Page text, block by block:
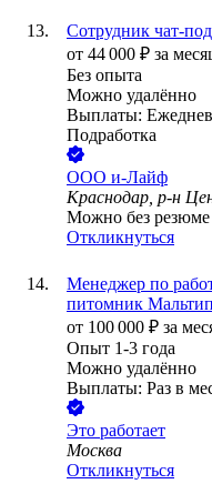
Сотрудник чат-
от 44 000 ₽ за
Без опыта
Можно удалённо
Выплаты:
Подработка
ООО и-Лайф
Краснодар, р-н
Можно без резюме
Откликнуться
Менеджер по
питомник
от 100 000 ₽ за
Опыт 1-3 года
Можно удалённо
Выплаты: Раз в
Это работает
Москва
Откликнуться